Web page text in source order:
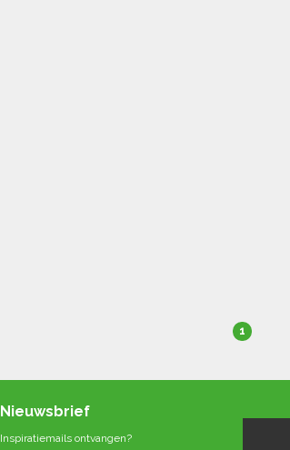
1
Nieuwsbrief
Inspiratiemails ontvangen?